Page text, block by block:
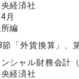
経済社
月
編
「外貨換算」、
ンシャル財務会計
経済社